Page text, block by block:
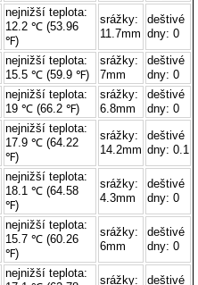
nejnižší teplota:
12.2 ℃ (53.96
℉)
srážky:
11.7mm
deštivé
dny: 0
nejnižší teplota:
15.5 ℃ (59.9 ℉)
srážky:
7mm
deštivé
dny: 0
nejnižší teplota:
19 ℃ (66.2 ℉)
srážky:
6.8mm
deštivé
dny: 0
nejnižší teplota:
17.9 ℃ (64.22
℉)
srážky:
14.2mm
deštivé
dny: 0.1
nejnižší teplota:
18.1 ℃ (64.58
℉)
srážky:
4.3mm
deštivé
dny: 0
nejnižší teplota:
15.7 ℃ (60.26
℉)
srážky:
6mm
deštivé
dny: 0
nejnižší teplota:
srážky:
deštivé